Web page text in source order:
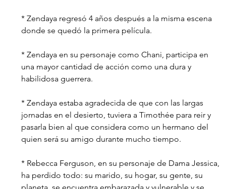
* Zendaya regresó 4 años después a la misma escena
donde se quedó la primera película.
* Zendaya en su personaje como Chani, participa en
una mayor cantidad de acción como una dura y
habilidosa guerrera.
* Zendaya estaba agradecida de que con las largas
jornadas en el desierto, tuviera a Timothée para reir y
pasarla bien al que considera como un hermano del
quien será su amigo durante mucho tiempo.
* Rebecca Ferguson, en su personaje de Dama Jessica,
ha perdido todo: su marido, su hogar, su gente, su